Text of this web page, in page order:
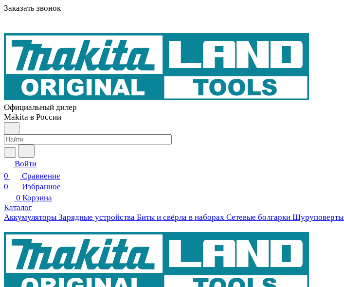
Заказать звонок
Официальный дилер
Makita в России
Войти
0
Сравнение
0
Избранное
0 Корзина
Каталог
Аккумуляторы Зарядные устройства Биты и свёрла в наборах Сетевые болгарки Шуруповерты